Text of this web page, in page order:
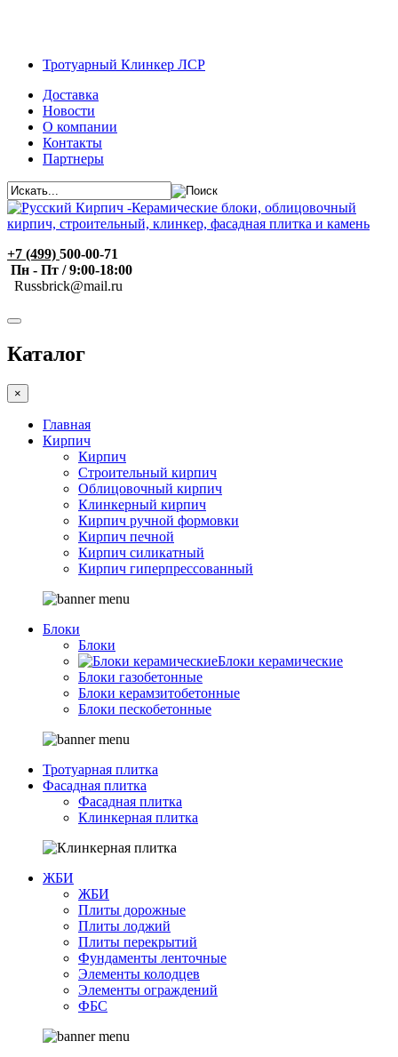
Тротуарный Клинкер ЛСР
Доставка
Новости
О компании
Контакты
Партнеры
+7 (499) 500-00-71
Пн - Пт / 9:00-18:00
Russbrick@mail.ru
Каталог
×
Главная
Кирпич
Кирпич
Строительный кирпич
Облицовочный кирпич
Клинкерный кирпич
Кирпич ручной формовки
Кирпич печной
Кирпич силикатный
Кирпич гиперпрессованный
Блоки
Блоки
Блоки керамические
Блоки газобетонные
Блоки керамзитобетонные
Блоки пескобетонные
Тротуарная плитка
Фасадная плитка
Фасадная плитка
Клинкерная плитка
ЖБИ
ЖБИ
Плиты дорожные
Плиты лоджий
Плиты перекрытий
Фундаменты ленточные
Элементы колодцев
Элементы ограждений
ФБС